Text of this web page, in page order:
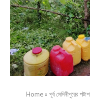
Home» পূর্ব মেদিনীপুরের